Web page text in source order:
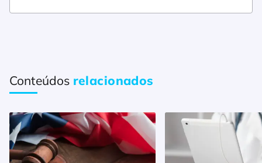
Conteúdos relacionados